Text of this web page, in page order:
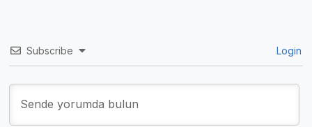
Subscribe Login